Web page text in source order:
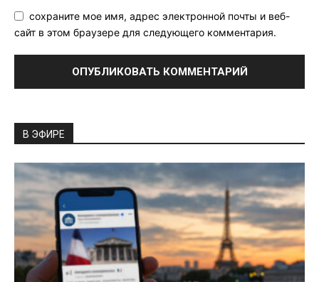
сохраните мое имя, адрес электронной почты и веб-
сайт в этом браузере для следующего комментария.
В ЭФИРЕ